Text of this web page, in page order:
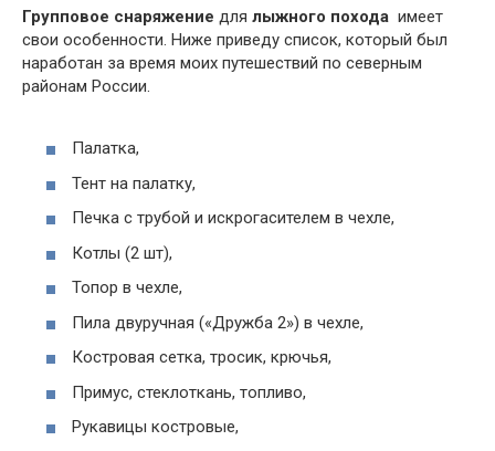
Групповое снаряжение для лыжного похода имеет
свои особенности. Ниже приведу список, который был
наработан за время моих путешествий по северным
районам России.
Палатка,
Тент на палатку,
Печка с трубой и искрогасителем в чехле,
Котлы (2 шт),
Топор в чехле,
Пила двуручная («Дружба 2») в чехле,
Костровая сетка, тросик, крючья,
Примус, стеклоткань, топливо,
Рукавицы костровые,